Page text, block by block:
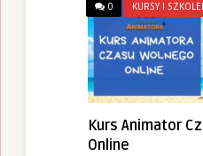
0 KURSY I
Kurs Animator
Online